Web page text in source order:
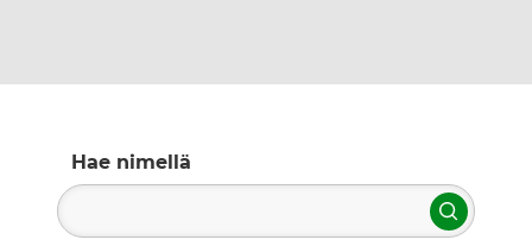
Hae nimellä
Hae